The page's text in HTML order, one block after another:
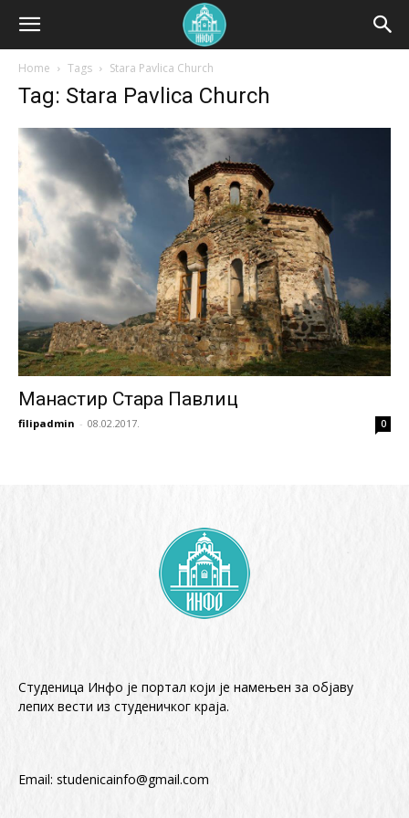
Home Tags Stara Pavlica Church
Tag: Stara Pavlica Church
Манастир Стара Павлиц
filipadmin - 08.02.2017. 0
Студеница Инфо је портал који је намењен за објaву
лепих вести из студеничког краја.
Email: studenicainfo@gmail.com